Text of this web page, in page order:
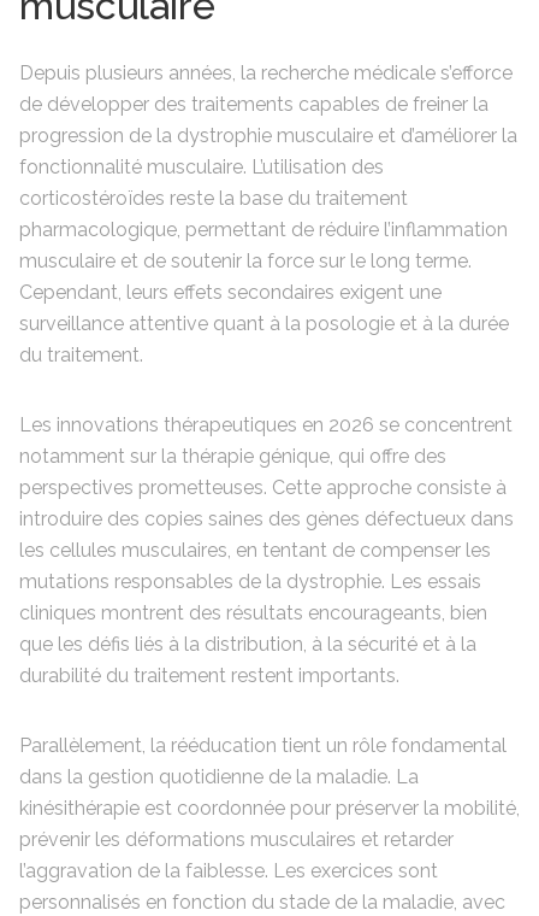
Depuis plusieurs années, la recherche médicale s’efforce
de développer des traitements capables de freiner la
progression de la dystrophie musculaire et d’améliorer la
fonctionnalité musculaire. L’utilisation des
corticostéroïdes reste la base du traitement
pharmacologique, permettant de réduire l’inflammation
musculaire et de soutenir la force sur le long terme.
Cependant, leurs effets secondaires exigent une
surveillance attentive quant à la posologie et à la durée
du traitement.
Les innovations thérapeutiques en 2026 se concentrent
notamment sur la thérapie génique, qui offre des
perspectives prometteuses. Cette approche consiste à
introduire des copies saines des gènes défectueux dans
les cellules musculaires, en tentant de compenser les
mutations responsables de la dystrophie. Les essais
cliniques montrent des résultats encourageants, bien
que les défis liés à la distribution, à la sécurité et à la
durabilité du traitement restent importants.
Parallèlement, la rééducation tient un rôle fondamental
dans la gestion quotidienne de la maladie. La
kinésithérapie est coordonnée pour préserver la mobilité,
prévenir les déformations musculaires et retarder
l’aggravation de la faiblesse. Les exercices sont
personnalisés en fonction du stade de la maladie, avec